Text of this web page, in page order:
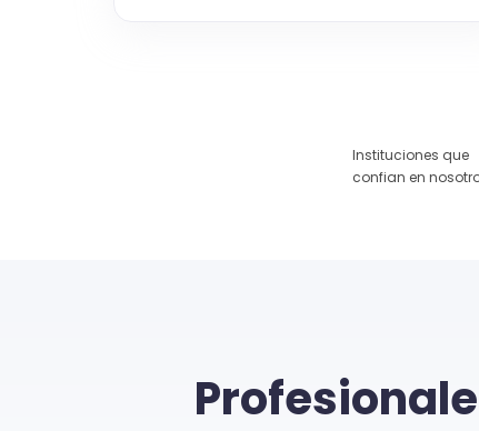
Instituciones que
confian en